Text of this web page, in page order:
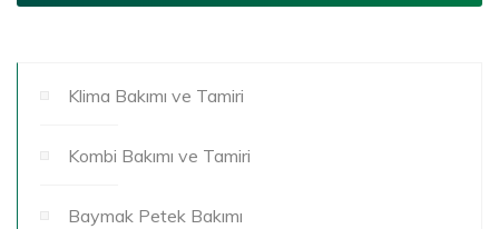
Klima Bakımı ve Tamiri
Kombi Bakımı ve Tamiri
Baymak Petek Bakımı